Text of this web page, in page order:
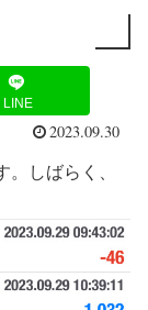
LINE
2023.09.30
しばらく、